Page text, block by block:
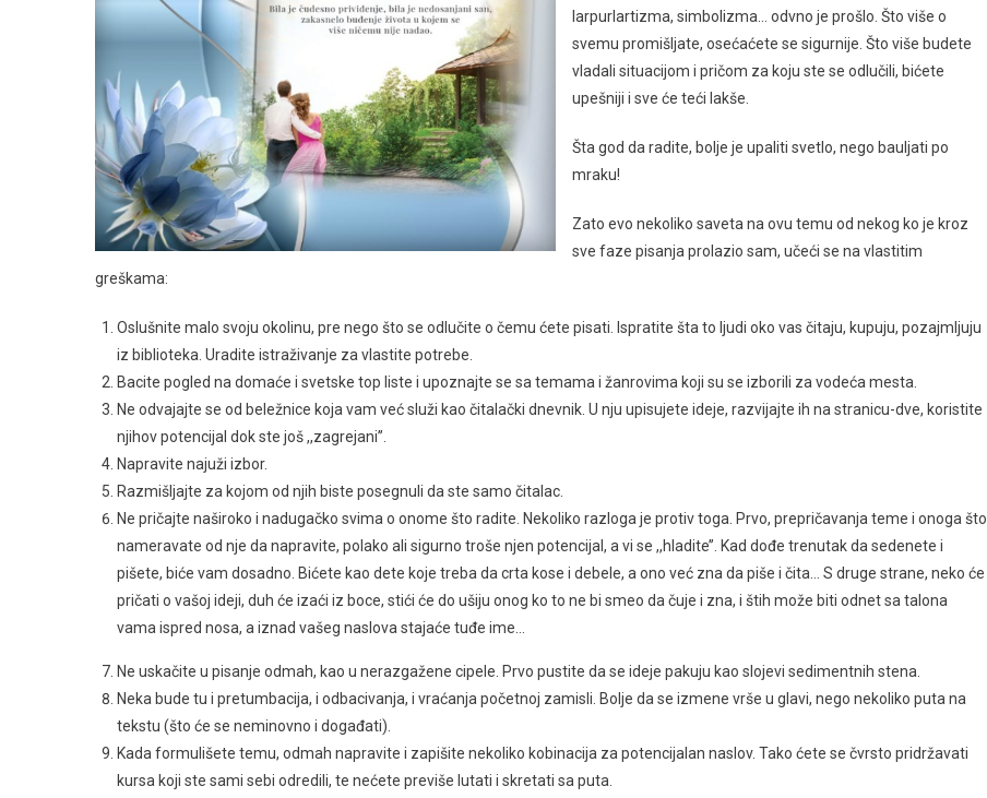
larpurlartizma, simbolizma… odvno je prošlo. Što više o
svemu promišljate, osećaćete se sigurnije. Što više budete
vladali situacijom i pričom za koju ste se odlučili, bićete
upešniji i sve će teći lakše.
Šta god da radite, bolje je upaliti svetlo, nego bauljati po
mraku!
Zato evo nekoliko saveta na ovu temu od nekog ko je kroz
sve faze pisanja prolazio sam, učeći se na vlastitim
greškama:
Oslušnite malo svoju okolinu, pre nego što se odlučite o čemu ćete pisati. Ispratite šta to ljudi oko vas čitaju, kupuju, pozajmljuju
iz biblioteka. Uradite istraživanje za vlastite potrebe.
Bacite pogled na domaće i svetske top liste i upoznajte se sa temama i žanrovima koji su se izborili za vodeća mesta.
Ne odvajajte se od beležnice koja vam već služi kao čitalački dnevnik. U nju upisujete ideje, razvijajte ih na stranicu-dve, koristite
njihov potencijal dok ste još ,,zagrejani’’.
Napravite najuži izbor.
Razmišljajte za kojom od njih biste posegnuli da ste samo čitalac.
Ne pričajte naširoko i nadugačko svima o onome što radite. Nekoliko razloga je protiv toga. Prvo, prepričavanja teme i onoga što
nameravate od nje da napravite, polako ali sigurno troše njen potencijal, a vi se ,,hladite’’. Kad dođe trenutak da sedenete i
pišete, biće vam dosadno. Bićete kao dete koje treba da crta kose i debele, a ono već zna da piše i čita… S druge strane, neko će
pričati o vašoj ideji, duh će izaći iz boce, stići će do ušiju onog ko to ne bi smeo da čuje i zna, i štih može biti odnet sa talona
vama ispred nosa, a iznad vašeg naslova stajaće tuđe ime…
Ne uskačite u pisanje odmah, kao u nerazgažene cipele. Prvo pustite da se ideje pakuju kao slojevi sedimentnih stena.
Neka bude tu i pretumbacija, i odbacivanja, i vraćanja početnoj zamisli. Bolje da se izmene vrše u glavi, nego nekoliko puta na
tekstu (što će se neminovno i događati).
Kada formulišete temu, odmah napravite i zapišite nekoliko kobinacija za potencijalan naslov. Tako ćete se čvrsto pridržavati
kursa koji ste sami sebi odredili, te nećete previše lutati i skretati sa puta.